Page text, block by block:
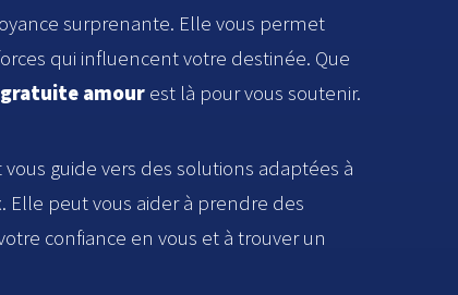
surprenante. Elle vous permet
qui influencent votre destinée. Que
amourest là pour vous soutenir.
guide vers des solutions adaptées à
peut vous aider à prendre des
confiance en vous et à trouver un